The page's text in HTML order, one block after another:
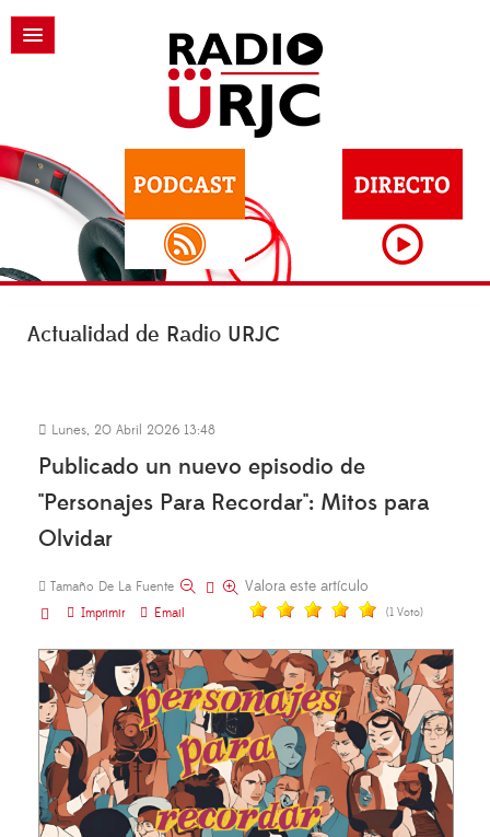
Actualidad de Radio URJC
Lunes, 20 Abril 2026 13:48
Publicado un nuevo episodio de
"Personajes Para Recordar": Mitos para
Olvidar
Tamaño De La Fuente
Imprimir
Email
Valora este artículo
(1 Voto)